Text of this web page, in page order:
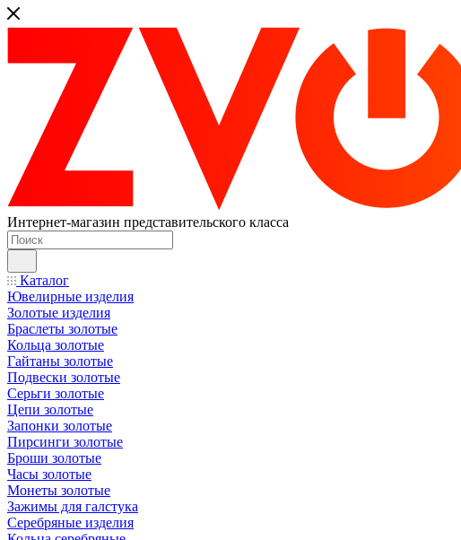
Интернет-магазин представительского класса
Каталог
Ювелирные изделия
Золотые изделия
Браслеты золотые
Кольца золотые
Гайтаны золотые
Подвески золотые
Серьги золотые
Цепи золотые
Запонки золотые
Пирсинги золотые
Броши золотые
Часы золотые
Монеты золотые
Зажимы для галстука
Серебряные изделия